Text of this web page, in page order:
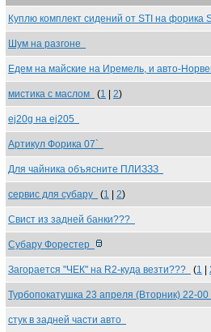
Куплю комплект сидений от STI на форика
Шум на разгоне
Едем на майские на Иремель, и авто-
мистика с маслом (1 2)
ej20g на ej205
Артикул Форика 07`
Для чайника объясните ПЛИЗЗЗ
сервис для субару (1 2)
Свист из задней банки???
Субару Форестер
Загорается "ЧЕК" на R2-куда везти??? (1
Турбопокатушка 23 апреля (Вторник) 22-
стук в задней части авто